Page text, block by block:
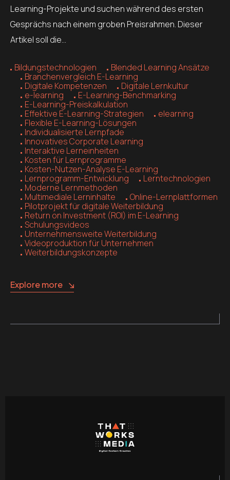
Learning-Projekte und suchen während des ersten
Gesprächs nach einem groben Preisrahmen. Dieser
Artikel soll die…
Bildungstechnologien
Blended Learning Ansätze
Branchenvergleich E-Learning
Digitale Kompetenzen
Digitale Lernkultur
e-learning
E-Learning-Benchmarking
E-Learning-Preiskalkulation
Effektive E-Learning-Strategien
elearning
Flexible E-Learning-Lösungen
Individualisierte Lernpfade
Innovatives Corporate Learning
Interaktive Lerneinheiten
Kosten für Lernprogramme
Kosten-Nutzen-Analyse E-Learning
Lernprogramm-Entwicklung
Lerntechnologien
Moderne Lernmethoden
Multimediale Lerninhalte
Online-Lernplattformen
Pilotprojekt für digitale Weiterbildung
Return on Investment (ROI) im E-Learning
Schulungsvideos
Unternehmensweite Weiterbildung
Videoproduktion für Unternehmen
Weiterbildungskonzepte
Explore more